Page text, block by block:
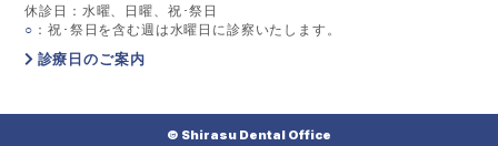
休診日：水曜、日曜、祝･祭日
○ ：祝･祭日を含む週は水曜日に診察いたします。
診療日のご案内
© Shirasu Dental Office